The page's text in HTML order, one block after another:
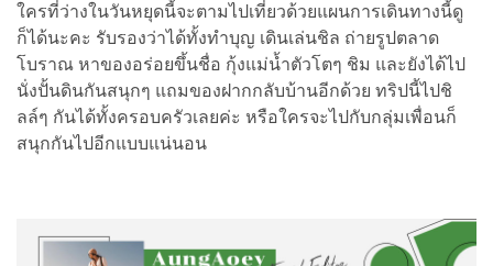
ใครที่ว่างในวันหยุดนี้จะตามไปเที่ยวด้วยแผนการเดินทางนี้ดู
ก็ได้นะคะ รับรองว่าได้ทั้งทำบุญ เดินเล่นชิล ถ่ายรูปตลาด
โบราณ หาของอร่อยขึ้นชื่อ กุ้งแม่น้ำตัวโตๆ ชิม และยังได้ไป
นั่งปั้นดินกันสนุกๆ แถมของฝากกลับบ้านอีกด้วย ทริปนี้ไปชิ
ลล์ๆ กันได้ทั้งครอบครัวเลยค่ะ หรือใครจะไปกับกลุ่มเพื่อนก็
สนุกกันไปอีกแบบแน่นอน